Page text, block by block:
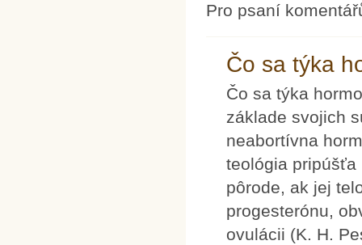
Pro psaní
Čo sa týka
Čo sa týka
základe svojich
neabortívna
teológia pripúšťa
pôrode, ak jej
progesterónu,
ovulácii (K. H.